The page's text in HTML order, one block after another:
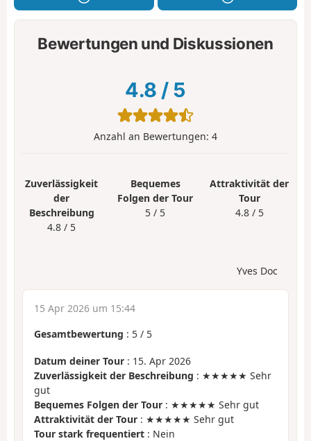
Bewertungen und Diskussionen
4.8 / 5
Anzahl an Bewertungen: 4
Zuverlässigkeit
der
Beschreibung
4.8 / 5
Bequemes
Folgen der Tour
5 / 5
Attraktivität der
Tour
4.8 / 5
Yves Doc
15 Apr 2026 um 15:44
Gesamtbewertung : 5 / 5
Datum deiner Tour : 15. Apr 2026
Zuverlässigkeit der Beschreibung : ★★★★★ Sehr
gut
Bequemes Folgen der Tour : ★★★★★ Sehr gut
Attraktivität der Tour : ★★★★★ Sehr gut
Tour stark frequentiert : Nein